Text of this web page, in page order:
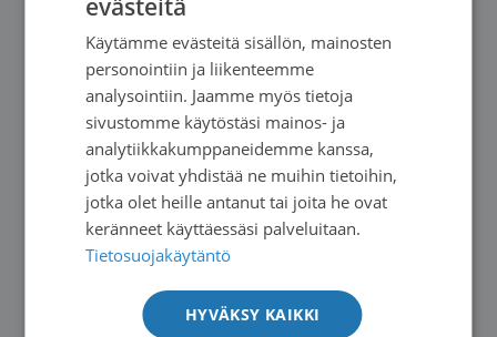
Potilaista 85 prosenttia piti erittäin tärkeänä
mahdollisuutta osallistua oman hoitonsa
suunnitteluun ja valintoihin.
Kyselyn tulokset osoittavat, että potilailla on
erilaisia mieltymyksiä lääkehoidon toteutukseen
liittyen. Yksilöllisten hoitovalintojen
vastaajista pitää kotona tai lähellä kotia
SWEDISH
evästeitä
Käytämme evästeitä sisällön, mainosten
personointiin ja liikenteemme
analysointiin. Jaamme myös tietoja
sivustomme käytöstäsi mainos- ja
analytiikkakumppaneidemme kanssa,
jotka voivat yhdistää ne muihin tietoihin,
jotka olet heille antanut tai joita he ovat
keränneet käyttäessäsi palveluitaan.
Tietosuojakäytäntö
HYVÄKSY KAIKKI